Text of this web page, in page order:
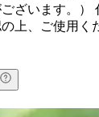
ざいます。）
上、ご使用く